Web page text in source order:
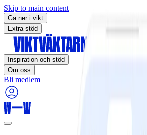
Skip to main content
Gå ner i vikt
Extra stöd
Inspiration och stöd
Om oss
Bli medlem